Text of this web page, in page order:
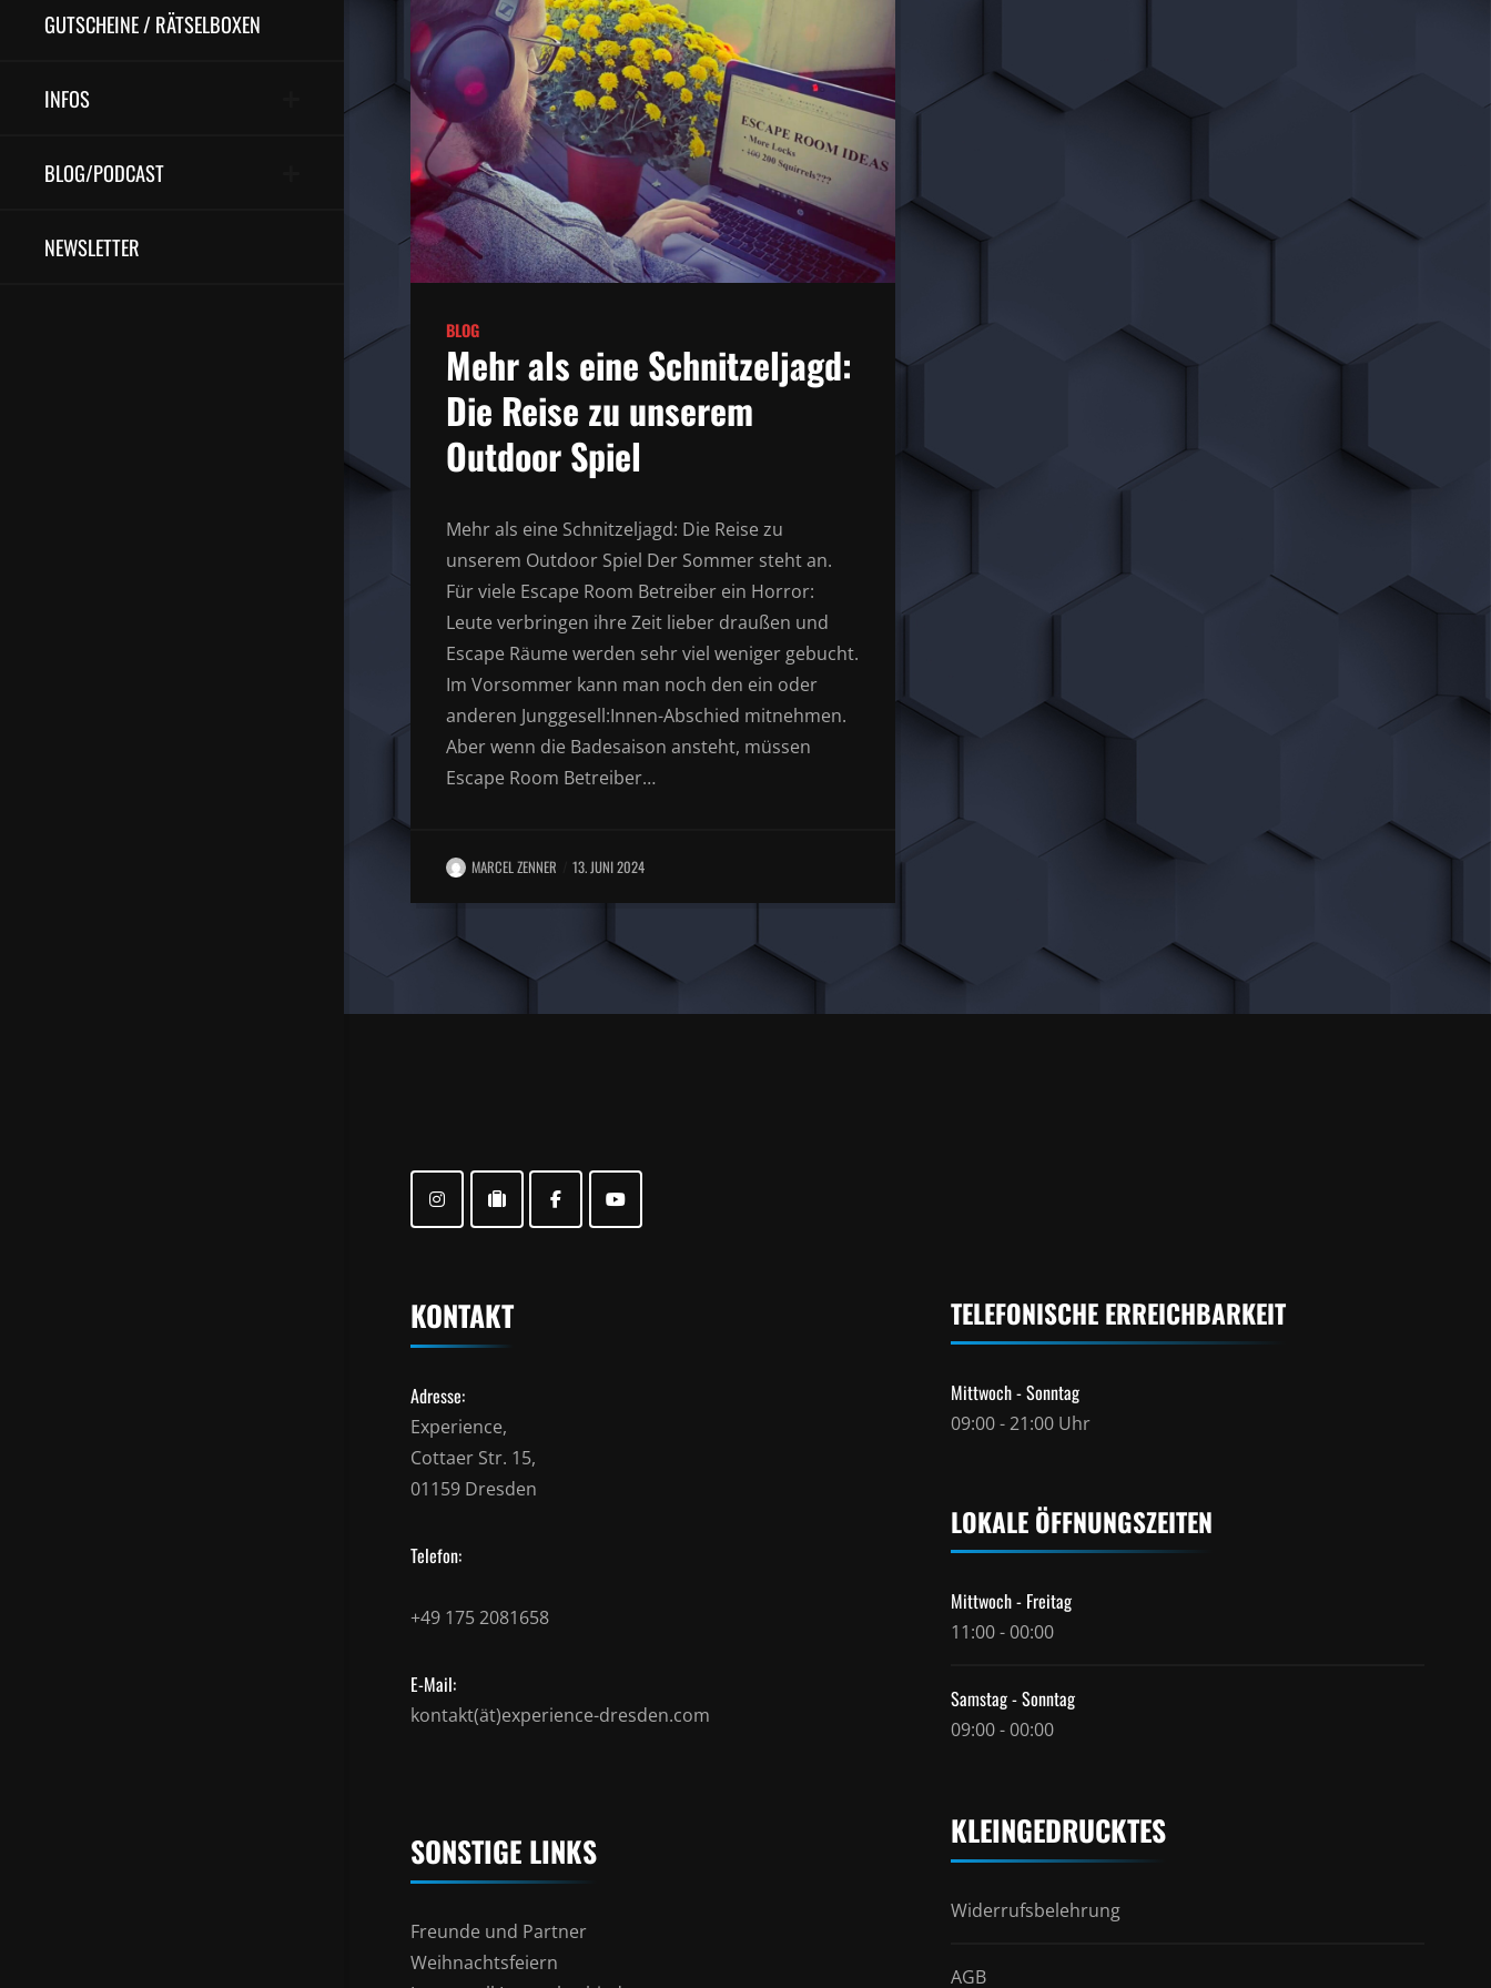
GUTSCHEINE / RÄTSELBOXEN
INFOS
BLOG/PODCAST
NEWSLETTER
BLOG
Mehr als eine Schnitzeljagd:
Die Reise zu unserem
Outdoor Spiel
Mehr als eine Schnitzeljagd: Die Reise zu
unserem Outdoor Spiel Der Sommer steht an.
Für viele Escape Room Betreiber ein Horror:
Leute verbringen ihre Zeit lieber draußen und
Escape Räume werden sehr viel weniger gebucht.
Im Vorsommer kann man noch den ein oder
anderen Junggesell:Innen-Abschied mitnehmen.
Aber wenn die Badesaison ansteht, müssen
Escape Room Betreiber…
MARCEL ZENNER 13. JUNI 2024
KONTAKT
Adresse:
Experience,
Cottaer Str. 15,
01159 Dresden
Telefon:
+49 175 2081658
E-Mail:
kontakt(ät)experience-dresden.com
SONSTIGE LINKS
Freunde und Partner
Weihnachtsfeiern
TELEFONISCHE ERREICHBARKEIT
Mittwoch - Sonntag
09:00 - 21:00 Uhr
LOKALE ÖFFNUNGSZEITEN
Mittwoch - Freitag
11:00 - 00:00
Samstag - Sonntag
09:00 - 00:00
KLEINGEDRUCKTES
Widerrufsbelehrung
AGB